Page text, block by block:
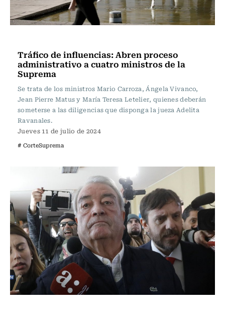
Tráfico de influencias: Abren proceso
administrativo a cuatro ministros de la
Suprema
Se trata de los ministros Mario Carroza, Ángela Vivanco,
Jean Pierre Matus y María Teresa Letelier, quienes deberán
someterse a las diligencias que disponga la jueza Adelita
Ravanales.
Jueves 11 de julio de 2024
# CorteSuprema